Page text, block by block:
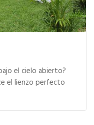
el cielo abierto?
el lienzo perfecto